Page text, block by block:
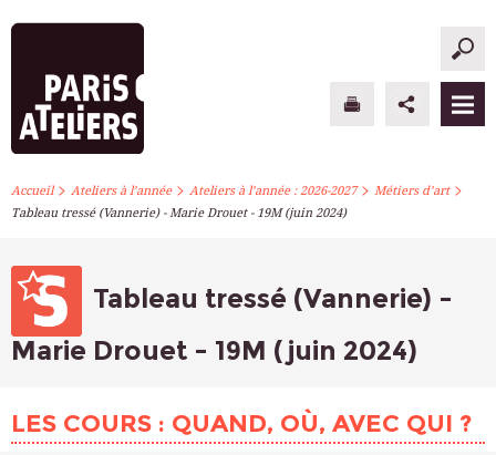
PARIS ATELIERS
ATELIERS À L’ANNÉE
STAGES PONCTUELS
S’INSCRIRE
Accueil> Ateliers à l’année> Ateliers à l’année : 2026-2027> Métiers d’art>
Tableau tressé (Vannerie) - Marie Drouet - 19M (juin 2024)
Tableau tressé (Vannerie) -
Marie Drouet - 19M (juin 2024)
LES COURS : QUAND, OÙ, AVEC QUI ?